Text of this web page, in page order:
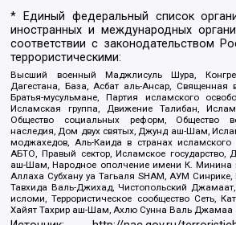
* Единый федеральный список
иностранных и международных
соответствии с законодательством
террористическими:
Высший военный Маджлисуль Шура,
Дагестана, База, Асбат аль-Ансар, Священная
Братья-мусульмане, Партия исламского
Исламская группа, Движение Талибан,
Общество социальных реформ, Общество
наследия, Дом двух святых, Джунд аш-Шам,
моджахедов, Аль-Каида в странах
АБТО, Правый сектор, Исламское государство,
аш-Шам, Народное ополчение имени К. Минина
Аллаха Субхану уа Тагьаля SHAM, АУМ
Тавхида Валь-Джихад, Чистопольский
исломи, Террористическое сообщество Сеть,
Хайят Тахрир аш-Шам, Ахлю Сунна Валь Джамаа